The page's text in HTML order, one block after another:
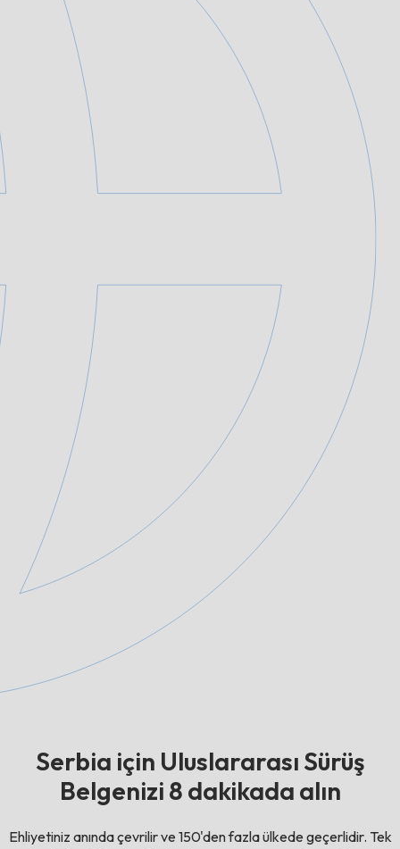
Serbia için Uluslararası Sürüş
Belgenizi 8 dakikada alın
Ehliyetiniz anında çevrilir ve 150'den fazla ülkede geçerlidir. Tek